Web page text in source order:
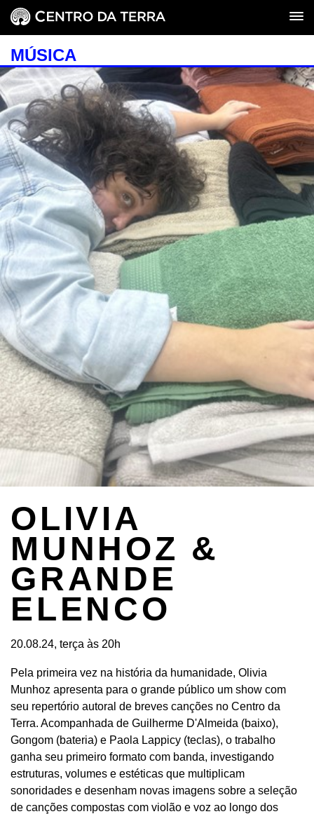
MÚSICA
OLIVIA
MUNHOZ &
GRANDE
ELENCO
20.08.24, terça às 20h
Pela primeira vez na história da humanidade, Olivia
Munhoz apresenta para o grande público um show com
seu repertório autoral de breves canções no Centro da
Terra. Acompanhada de Guilherme D'Almeida (baixo),
Gongom (bateria) e Paola Lappicy (teclas), o trabalho
ganha seu primeiro formato com banda, investigando
estruturas, volumes e estéticas que multiplicam
sonoridades e desenham novas imagens sobre a seleção
de canções compostas com violão e voz ao longo dos